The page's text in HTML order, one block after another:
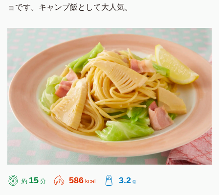
ョです。キャンプ飯として大人気。
約 15 分 586 kcal 3.2 g